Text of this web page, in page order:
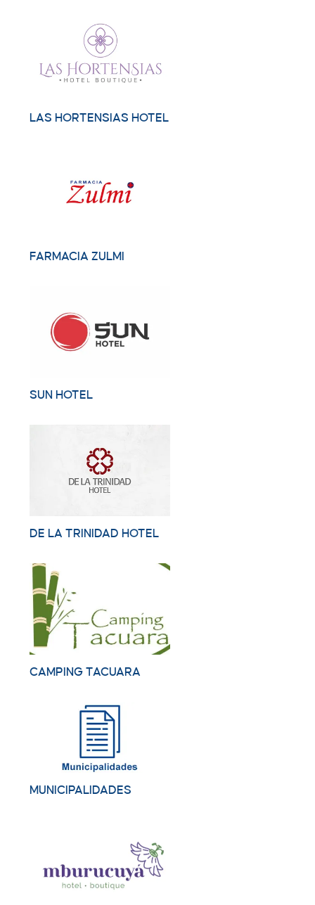
LAS HORTENSIAS HOTEL
FARMACIA ZULMI
SUN HOTEL
DE LA TRINIDAD HOTEL
CAMPING TACUARA
MUNICIPALIDADES